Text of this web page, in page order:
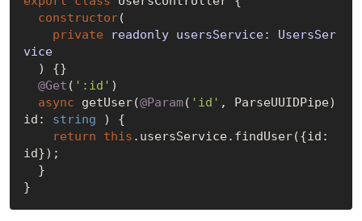
constructor(
private readonly usersService: UsersSer
vice
) {}
@Get ( ':id' )
async getUser(@Param( 'id' , ParseUUIDPipe)
id: string ) {
return
this .usersService.findUser({id:
id});